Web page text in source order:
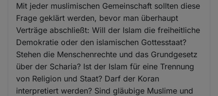
Mit jeder muslimischen Gemeinschaft sollten diese
Frage geklärt werden, bevor man überhaupt
Verträge abschließt: Will der Islam die freiheitliche
Demokratie oder den islamischen Gottesstaat?
Stehen die Menschenrechte und das Grundgesetz
über der Scharia? Ist der Islam für eine Trennung
von Religion und Staat? Darf der Koran
interpretiert werden? Sind gläubige Muslime und